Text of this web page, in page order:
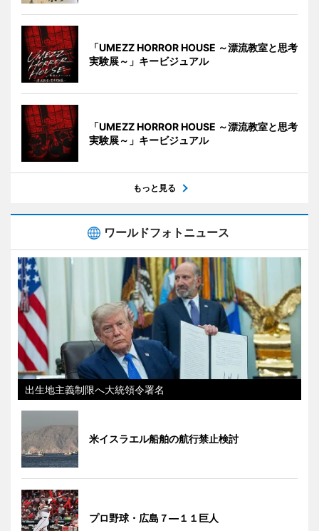
「UMEZZ HORROR HOUSE ～漂流教室と思考
実験展～」キービジュアル
「UMEZZ HORROR HOUSE ～漂流教室と思考
実験展～」キービジュアル
もっと見る
ワールドフォトニュース
出生地主義制限へ大統領令署名
米イスラエル船舶の航行禁止検討
プロ野球・広島７―１１巨人